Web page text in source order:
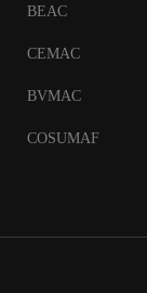
BEAC
CEMAC
BVMAC
COSUMAF